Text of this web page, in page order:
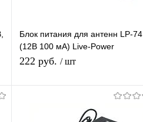
Блок питания для антенн LP-74
(12В 100 мА) Live-Power
регулируемый, с сепаратором/
222 руб. / шт